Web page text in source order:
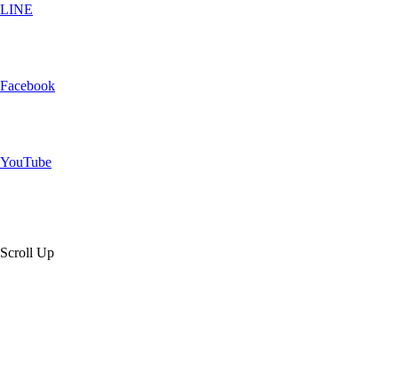
LINE
Facebook
YouTube
Scroll Up